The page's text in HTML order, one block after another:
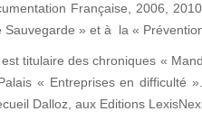
Française, 2006,
Sauvegarde » et à la «
titulaire des chroniques «
« Entreprises en difficulté
Dalloz, aux Editions